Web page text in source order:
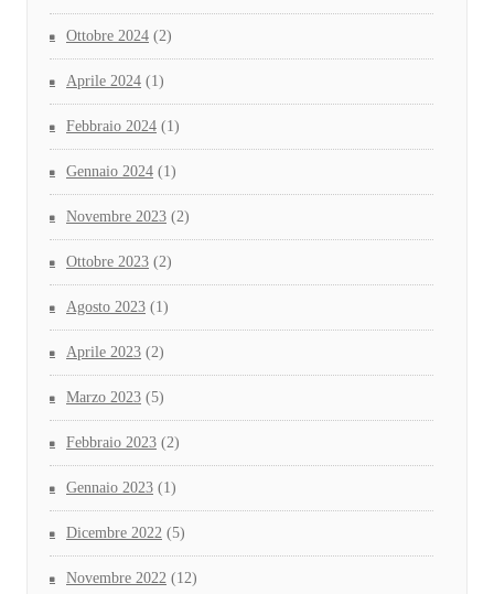
Ottobre 2024 (2)
Aprile 2024 (1)
Febbraio 2024 (1)
Gennaio 2024 (1)
Novembre 2023 (2)
Ottobre 2023 (2)
Agosto 2023 (1)
Aprile 2023 (2)
Marzo 2023 (5)
Febbraio 2023 (2)
Gennaio 2023 (1)
Dicembre 2022 (5)
Novembre 2022 (12)